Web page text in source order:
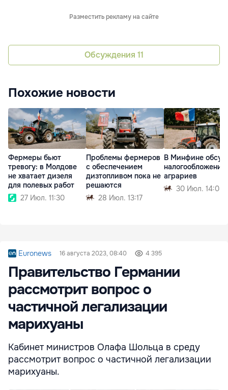
Разместить рекламу на сайте
Обсуждения 11
Похожие новости
Фермеры бьют
тревогу: в Молдове
не хватает дизеля
для полевых работ
27 Июл. 11:30
Проблемы фермеров
с обеспечением
дизтопливом пока не
решаются
28 Июл. 13:17
В Минфине
налогообложение
аграриев
30 Июл. 14:08
Euronews 16 августа 2023, 08:40 4 395
Правительство Германии
рассмотрит вопрос о
частичной легализации
марихуаны
Кабинет министров Олафа Шольца в среду
рассмотрит вопрос о частичной легализации
марихуаны.